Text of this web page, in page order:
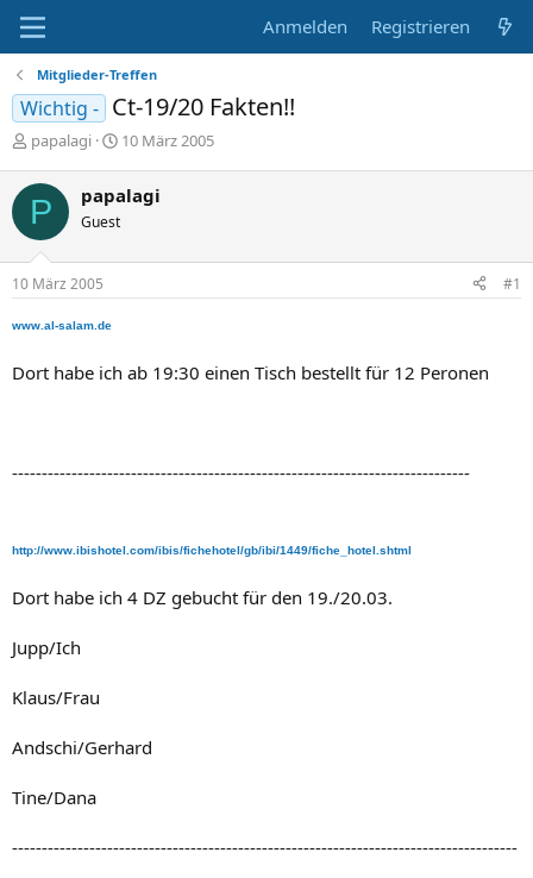
Anmelden Registrieren
Mitglieder-Treffen
Wichtig - Ct-19/20 Fakten!!
E
s
t
e
l
l
e
papalagi
E
t
l
10 März 2005
P papalagi
Guest
10 März 2005 #1
www.al-salam.de
Dort habe ich ab 19:30 einen Tisch bestellt für 12 Peronen
-----------------------------------------------------------------------------
http://www.ibishotel.com/ibis/fichehotel/gb/ibi/1449/fiche_hotel.shtml
Dort habe ich 4 DZ gebucht für den 19./20.03.
Jupp/Ich
Klaus/Frau
Andschi/Gerhard
Tine/Dana
-------------------------------------------------------------------------------------